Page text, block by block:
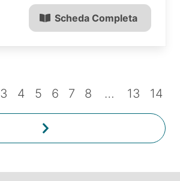
Scheda Completa
3 4 5 6 7 8 … 13 14